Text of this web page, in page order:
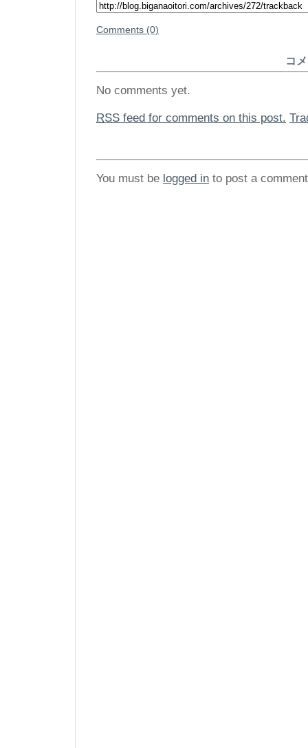
Comments (0)
コ
No comments yet.
RSS feed for comments on this post.
You must be logged in to post a